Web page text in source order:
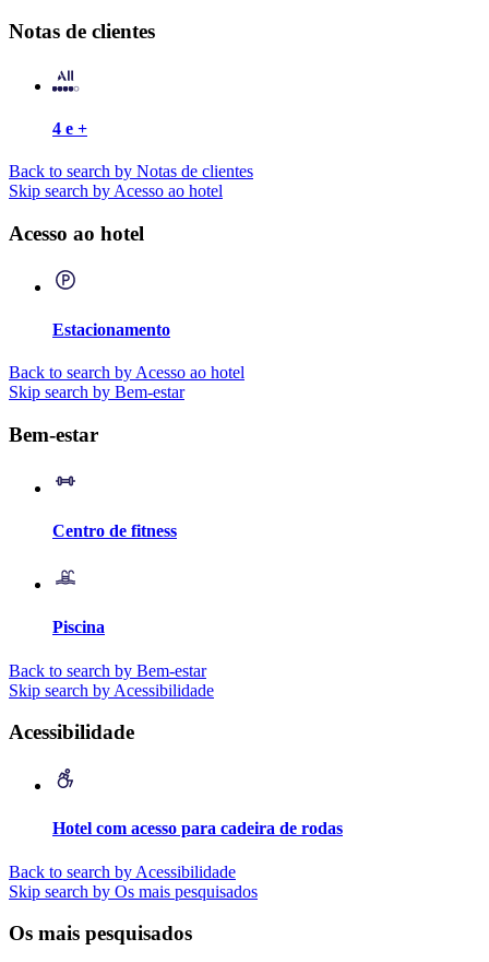
Notas de clientes
4 e +
Back to search by Notas de clientes
Skip search by Acesso ao hotel
Acesso ao hotel
Estacionamento
Back to search by Acesso ao hotel
Skip search by Bem-estar
Bem-estar
Centro de fitness
Piscina
Back to search by Bem-estar
Skip search by Acessibilidade
Acessibilidade
Hotel com acesso para cadeira de rodas
Back to search by Acessibilidade
Skip search by Os mais pesquisados
Os mais pesquisados